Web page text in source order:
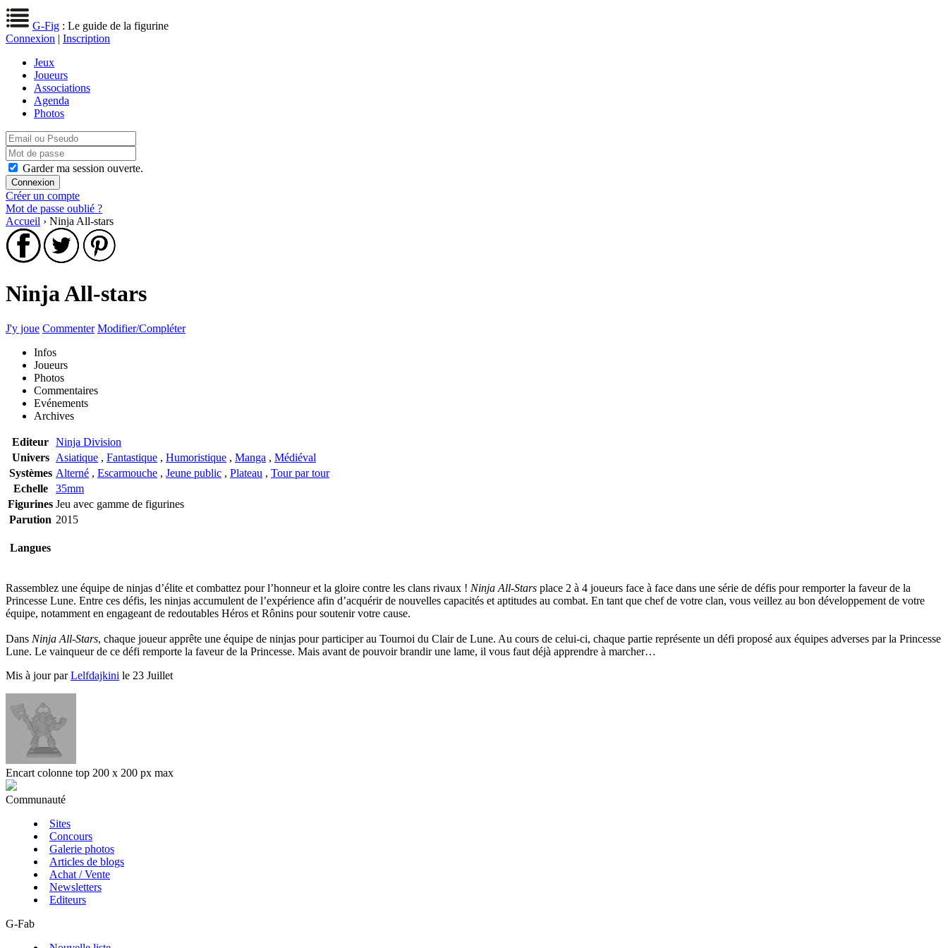
G-Fig : Le guide de la figurine
Connexion | Inscription
Jeux
Joueurs
Associations
Agenda
Photos
Garder ma session ouverte.
Créer un compte
Mot de passe oublié ?
Accueil › Ninja All-stars
Ninja All-stars
J'y joue Commenter Modifier/Compléter
Infos
Joueurs
Photos
Commentaires
Evénements
Archives
Editeur Ninja Division
Univers
Asiatique , Fantastique , Humoristique , Manga , Médiéval
Systèmes Alterné , Escarmouche , Jeune public , Plateau , Tour par tour
Echelle
35mm
Figurines Jeu avec gamme de figurines
Parution 2015
Langues
Rassemblez une équipe de ninjas d’élite et combattez pour l’honneur et la gloire contre les clans rivaux ! Ninja All-Stars place 2 à 4 joueurs face à face dans une série de défis pour remporter la faveur de la
Princesse Lune. Entre ces défis, les ninjas accumulent de l’expérience afin d’acquérir de nouvelles capacités et aptitudes au combat. En tant que chef de votre clan, vous veillez au bon développement de votre
équipe, notamment en engageant de redoutables Héros et Rônins pour soutenir votre cause.
Dans Ninja All-Stars, chaque joueur apprête une équipe de ninjas pour participer au Tournoi du Clair de Lune. Au cours de celui-ci, chaque partie représente un défi proposé aux équipes adverses par la Princesse
Lune. Le vainqueur de ce défi remporte la faveur de la Princesse. Mais avant de pouvoir brandir une lame, il vous faut déjà apprendre à marcher…
Mis à jour parLelfdajkini le 23 Juillet
Encart colonne top 200 x 200 px max
Communauté
Sites
Concours
Galerie photos
Articles de blogs
Achat / Vente
Newsletters
Editeurs
G-Fab